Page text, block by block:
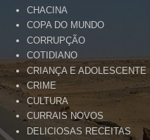
CHACINA
COPA DO MUNDO
CORRUPÇÃO
COTIDIANO
CRIANÇA E ADOLESCENTE
CRIME
CULTURA
CURRAIS NOVOS
DELICIOSAS RECEITAS